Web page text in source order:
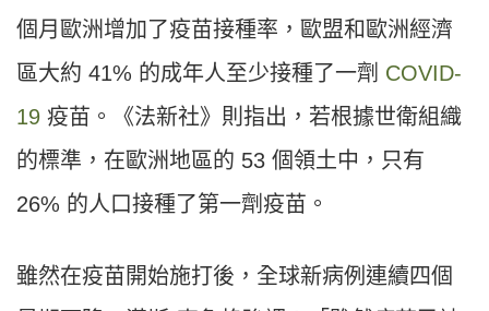
個月歐洲增加了疫苗接種率，歐盟和歐洲經濟
區大約 41% 的成年人至少接種了一劑 COVID-
19 疫苗。《法新社》則指出，若根據世衛組織
的標準，在歐洲地區的 53 個領土中，只有
26% 的人口接種了第一劑疫苗。
雖然在疫苗開始施打後，全球新病例連續四個